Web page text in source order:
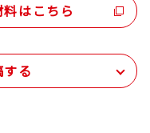
はこちら
る